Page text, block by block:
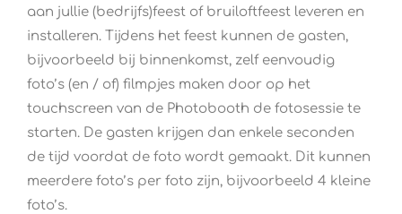
aan jullie (bedrijfs)feest of bruiloftfeest leveren en
installeren. Tijdens het feest kunnen de gasten,
bijvoorbeeld bij binnenkomst, zelf eenvoudig
foto’s (en / of) filmpjes maken door op het
touchscreen van de Photobooth de fotosessie te
starten. De gasten krijgen dan enkele seconden
de tijd voordat de foto wordt gemaakt. Dit kunnen
meerdere foto’s per foto zijn, bijvoorbeeld 4 kleine
foto’s.